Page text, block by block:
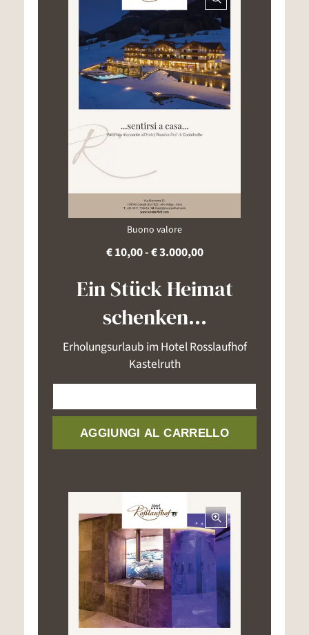
Buono valore
€ 10,00 - € 3.000,00
Ein Stück Heimat
schenken...
Erholungsurlaub im Hotel Rosslaufhof
Kastelruth